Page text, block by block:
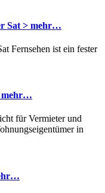
Sat > mehr…
Fernsehen ist ein fester
mehr…
für Vermieter und
in